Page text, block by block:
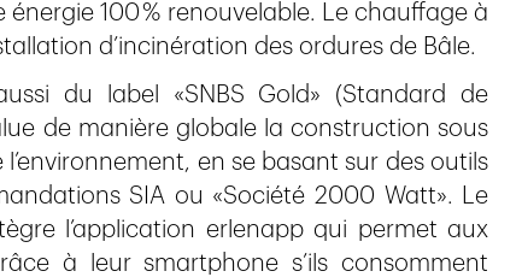
100 % renouvelable. Le chauffage à
d’incinération des ordures de Bâle.
du label «SNBS Gold» (Standard de
de manière globale la construction sous
l’environnement, en se basant sur des outils
SIA ou «Société 2000 Watt». Le
l’application erlenapp qui permet aux
à leur smartphone s’ils consomment